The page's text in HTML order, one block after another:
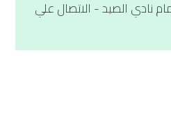
- امام نادي الصيد - الاتصال علي